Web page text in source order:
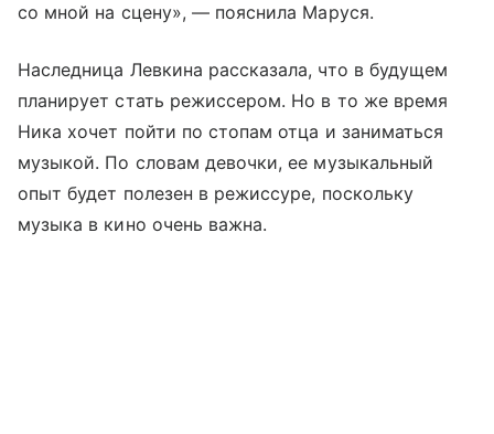
со мной на сцену», — пояснила Маруся.
Наследница Левкина рассказала, что в будущем
планирует стать режиссером. Но в то же время
Ника хочет пойти по стопам отца и заниматься
музыкой. По словам девочки, ее музыкальный
опыт будет полезен в режиссуре, поскольку
музыка в кино очень важна.